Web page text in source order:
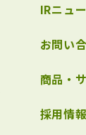
IRニュ
お問い
商品・
採用情報